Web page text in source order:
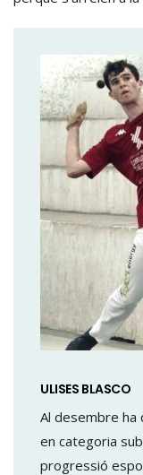
ULISES BLASCO
Al desembre ha
en categoria
progressió